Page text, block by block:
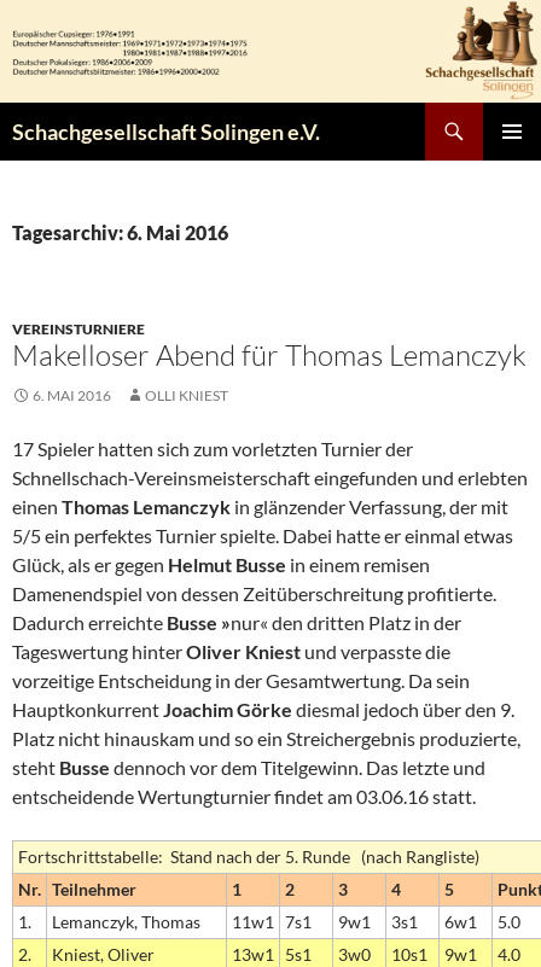
Inhalt
springen
Schachgesellschaft Solingen e.V.
Tagesarchiv: 6. Mai 2016
VEREINSTURNIERE
Makelloser Abend für Thomas Lemanczyk
6. MAI 2016 OLLI KNIEST
17 Spieler hatten sich zum vorletzten Turnier der
Schnellschach-Vereinsmeisterschaft eingefunden und erlebten
einen Thomas Lemanczyk in glänzender Verfassung, der mit
5/5 ein perfektes Turnier spielte. Dabei hatte er einmal etwas
Glück, als er gegen Helmut Busse in einem remisen
Damenendspiel von dessen Zeitüberschreitung profitierte.
Dadurch erreichte Busse »nur« den dritten Platz in der
Tageswertung hinterOliver Kniest und verpasste die
vorzeitige Entscheidung in der Gesamtwertung. Da sein
HauptkonkurrentJoachim Görke diesmal jedoch über den 9.
Platz nicht hinauskam und so ein Streichergebnis produzierte,
steht Busse dennoch vor dem Titelgewinn. Das letzte und
entscheidende Wertungturnier findet am 03.06.16 statt.
Fortschrittstabelle: Stand nach der 5. Runde (nach Rangliste)
Nr. Teilnehmer 1 2 3 4 5
1.
Lemanczyk, Thomas 11w1 7s1 9w1 3s1 6w1
5.0
2.
Kniest, Oliver 13w1 5s1 3w0 10s1 9w1
4.0